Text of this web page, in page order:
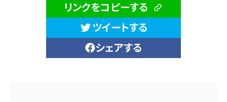
リンクをコピーする
ツイートする
シェアする